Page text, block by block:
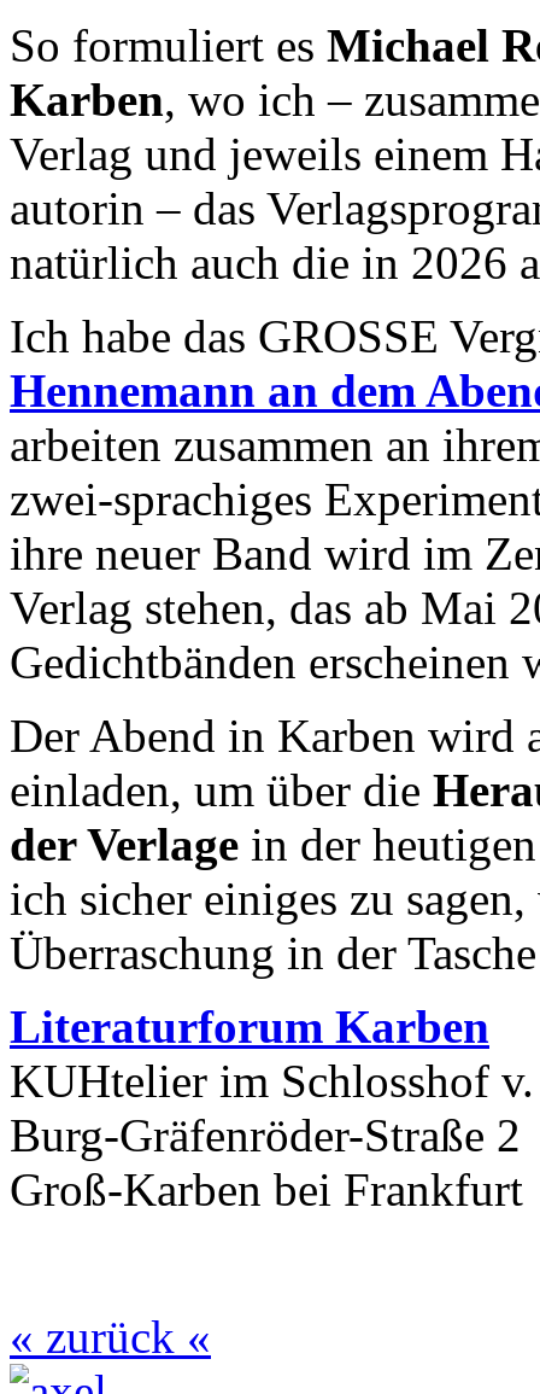
So formuliert es Michael
Karben, wo ich –
Verlag und jeweils einem
autorin – das
natürlich auch die in 2026
Ich habe das GROSSE
Hennemann an dem
arbeiten zusammen an
zwei-sprachiges
ihre neuer Band wird im
Verlag stehen, das ab Mai
Gedichtbänden erscheinen
Der Abend in Karben wird
einladen, um über die
der Verlage in der
ich sicher einiges zu
Überraschung in der
Literaturforum Karben
KUHtelier im Schlosshof
Burg-Gräfenröder-Straße 2
Groß-Karben bei Frankfurt
« zurück «